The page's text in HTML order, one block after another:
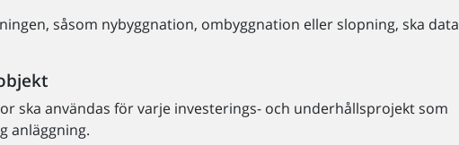
såsom nybyggnation, ombyggnation eller slopning, ska data
ska användas för varje investerings- och underhållsprojekt som
anläggning.